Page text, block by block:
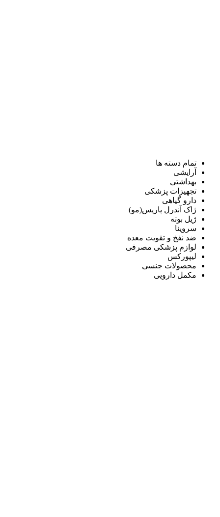
تمام دسته ها
آرایشی
بهداشتی
تجهیزات پزشکی
دارو گیاهی
ژاک آندرل پاریس(مو)
ژیل بوته
سروینا
ضد نفخ و تقویت معده
لوازم پزشکی مصرفی
لیپورکس
محصولات جنسی
مکمل دارویی